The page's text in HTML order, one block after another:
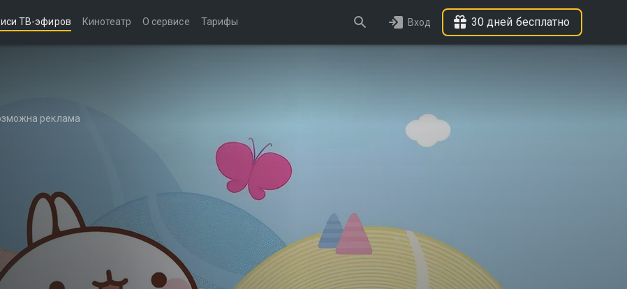
ТВ-эфиров Кинотеатр О сервисе Тарифы Вход 30 дней бесплатно
реклама